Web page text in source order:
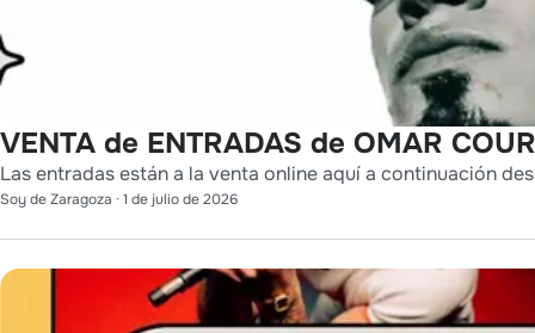
VENTA de ENTRADAS de OMAR
Las entradas están a la venta online aquí a continuación
Soy de Zaragoza · 1 de julio de 2026